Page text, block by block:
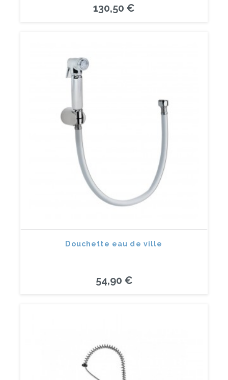
130,50 €
Douchette eau de ville
54,90 €